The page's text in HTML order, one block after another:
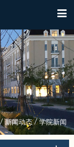
新闻动态/ 学院新闻